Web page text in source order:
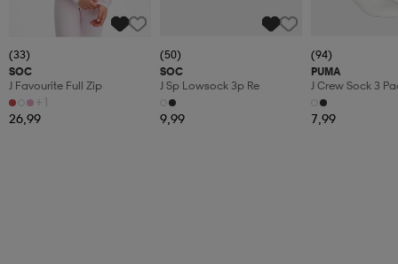
(33)
SOC
J Favourite Full Zip
+1
26,99
(50)
SOC
J Sp Lowsock 3p Re
9,99
(94)
PUMA
J Crew Sock 3
7,99